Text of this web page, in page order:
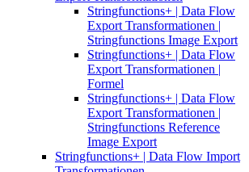
Stringfunctions+ | Data Flow
Export Transformationen |
Stringfunctions Image Export
Stringfunctions+ | Data Flow
Export Transformationen |
Formel
Stringfunctions+ | Data Flow
Export Transformationen |
Stringfunctions Reference
Image Export
Stringfunctions+ | Data Flow Import